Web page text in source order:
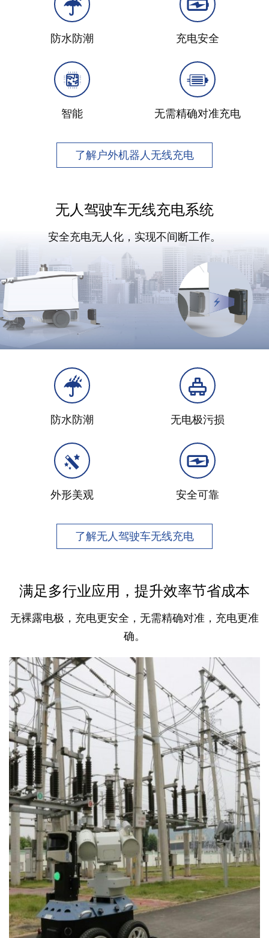
防水防潮 充电安全
智能 无需精确对准充电
了解户外机器人无线充电
无人驾驶车无线充电系统
安全充电无人化，实现不间断工作。
防水防潮 无电极污损
外形美观 安全可靠
了解无人驾驶车无线充电
满足多行业应用，提升效率节省成本
无裸露电极，充电更安全，无需精确对准，充电更准
确。